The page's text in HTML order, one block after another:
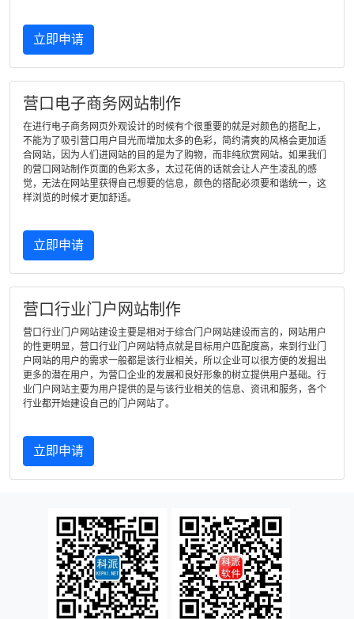
立即申请
营口电子商务网站制作
在进行电子商务网页外观设计的时候有个很重要的就是对颜色的搭配上，
不能为了吸引营口用户目光而增加太多的色彩，简约清爽的风格会更加适
合网站，因为人们进网站的目的是为了购物，而非纯欣赏网站。如果我们
的营口网站制作页面的色彩太多，太过花俏的话就会让人产生凌乱的感
觉，无法在网站里获得自己想要的信息，颜色的搭配必须要和谐统一，这
样浏览的时候才更加舒适。
立即申请
营口行业门户网站制作
营口行业门户网站建设主要是相对于综合门户网站建设而言的，网站用户
的性更明显，营口行业门户网站特点就是目标用户匹配度高，来到行业门
户网站的用户的需求一般都是该行业相关，所以企业可以很方便的发掘出
更多的潜在用户，为营口企业的发展和良好形象的树立提供用户基础。行
业门户网站主要为用户提供的是与该行业相关的信息、资讯和服务，各个
行业都开始建设自己的门户网站了。
立即申请